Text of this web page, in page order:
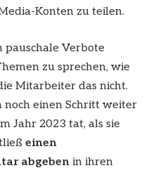
Konten zu teilen.
Verbote
zu sprechen, wie
Mitarbeiter das nicht.
einen Schritt weiter
Jahr 2023 tat, als sie
einen
abgeben in ihren